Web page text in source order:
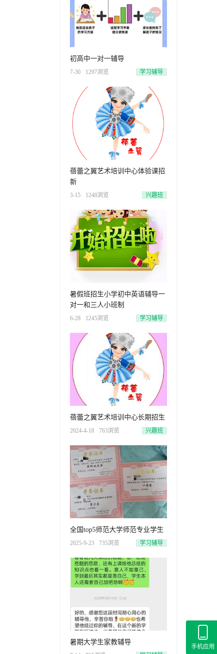
手机应用
初高中一对一辅导
7-30 1297浏览 学习辅导
蓓蕾之翼艺术培训中心体验课招
新
3-15 1248浏览 兴趣班
暑假班招生小学初中英语辅导一
对一和三人小班制
6-28 1245浏览 学习辅导
蓓蕾之翼艺术培训中心长期招生
2024-4-18 763浏览 兴趣班
全国top5师范大学师范专业学生
2025-9-23 735浏览 学习辅导
暑期大学生家教辅导